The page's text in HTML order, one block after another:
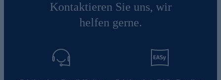
Kontaktieren Sie uns, wir
helfen gerne.